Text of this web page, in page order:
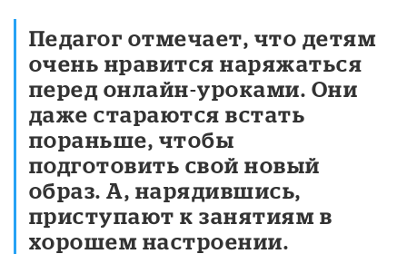
Педагог отмечает, что детям
очень нравится наряжаться
перед онлайн-уроками. Они
даже стараются встать
пораньше, чтобы
подготовить свой новый
образ. А, нарядившись,
приступают к занятиям в
хорошем настроении.